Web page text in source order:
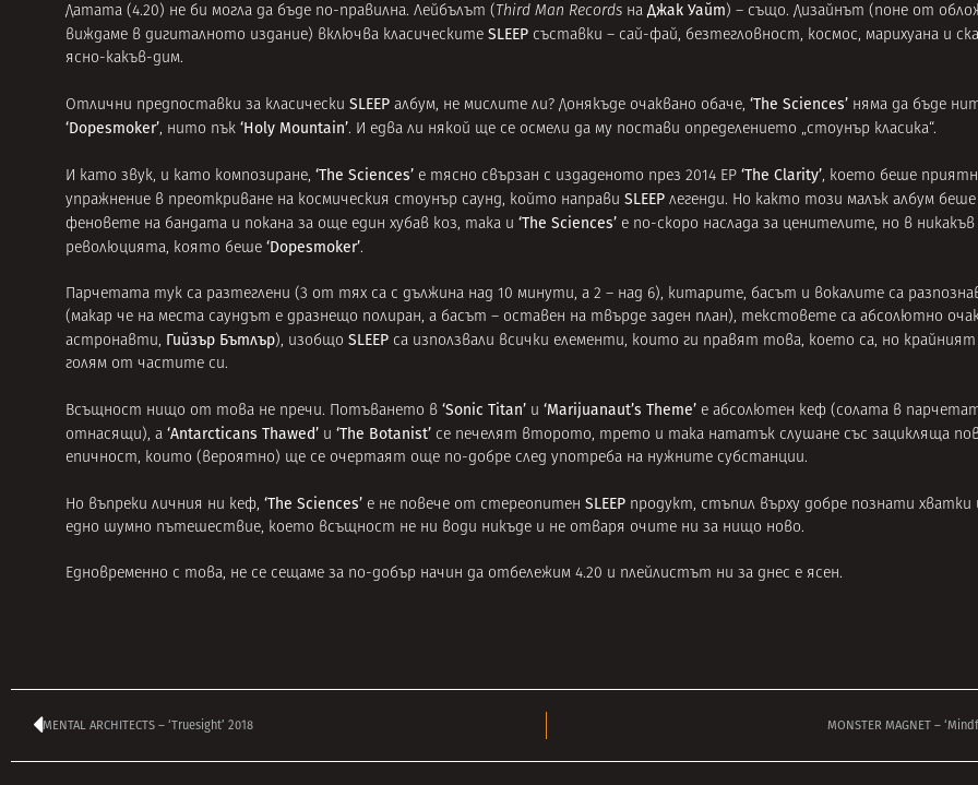
Датата (4.20) не би могла да бъде по-правилна. Лейбълът ( Third Man Records на Джак Уайт) – също. Дизайнът (поне от
виждаме в дигиталното издание) включва класическите SLEEP съставки – сай-фай, безтегловност, космос, марихуана и
ясно-какъв-дим.
Отлични предпоставки за класически SLEEP албум, не мислите ли? Донякъде очаквано обаче, ‘The Sciences’ няма да бъде
‘Dopesmoker’, нито пък ‘Holy Mountain’. И едва ли някой ще се осмели да му постави определението „стоунър класика“.
И като звук, и като композиране, ‘The Sciences’ е тясно свързан с издаденото през 2014 ЕР ‘The Clarity’, което беше
упражнение в преоткриване на космическия стоунър саунд, който направи SLEEP легенди. Но както този малък албум
феновете на бандата и покана за още един хубав коз, така и ‘The Sciences’ е по-скоро наслада за ценителите, но в никакъв
революцията, която беше ‘Dopesmoker’.
Парчетата тук са разтеглени (3 от тях са с дължина над 10 минути, а 2 – над 6), китарите, басът и вокалите са
(макар че на места саундът е дразнещо полиран, а басът – оставен на твърде заден план), текстовете са абсолютно
астронавти, Гийзър Бътлър), изобщо SLEEP са използвали всички елементи, които ги правят това, което са, но
голям от частите си.
Всъщност нищо от това не пречи. Потъването в ‘Sonic Titan’ и ‘Marijuanaut’s Theme’ е абсолютен кеф (солата в
отнасящи), а ‘Antarcticans Thawed’ и ‘The Botanist’ се печелят второто, трето и така нататък слушане със зацикляща
епичност, които (вероятно) ще се очертаят още по-добре след употреба на нужните субстанции.
Но въпреки личния ни кеф, ‘The Sciences’ е не повече от стереопитен SLEEP продукт, стъпил върху добре познати
едно шумно пътешествие, което всъщност не ни води никъде и не отваря очите ни за нищо ново.
Едновременно с това, не се сещаме за по-добър начин да отбележим 4.20 и плейлистът ни за днес е ясен.
MENTAL ARCHITECTS – ‘Truesight’ 2018 MONSTER MAGNET –